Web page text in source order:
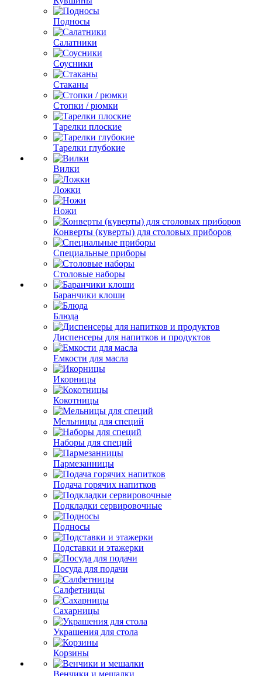
Подносы
Салатники
Соусники
Стаканы
Стопки / рюмки
Тарелки плоские
Тарелки глубокие
Вилки
Ложки
Ножи
Конверты (куверты) для столовых приборов
Специальные приборы
Столовые наборы
Баранчики клоши
Блюда
Диспенсеры для напитков и продуктов
Емкости для масла
Икорницы
Кокотницы
Мельницы для специй
Наборы для специй
Пармезанницы
Подача горячих напитков
Подкладки сервировочные
Подносы
Подставки и этажерки
Посуда для подачи
Салфетницы
Сахарницы
Украшения для стола
Корзины
Венчики и мешалки